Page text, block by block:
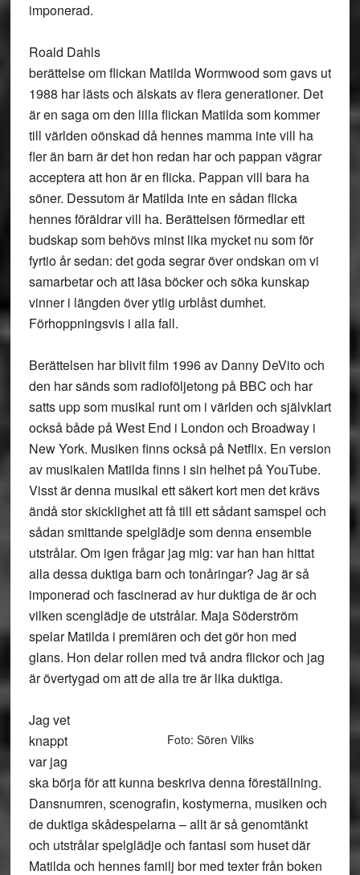
imponerad.
Roald Dahls
berättelse om flickan Matilda Wormwood som gavs ut
1988 har lästs och älskats av flera generationer. Det
är en saga om den lilla flickan Matilda som kommer
till världen oönskad då hennes mamma inte vill ha
fler än barn är det hon redan har och pappan vägrar
acceptera att hon är en flicka. Pappan vill bara ha
söner. Dessutom är Matilda inte en sådan flicka
hennes föräldrar vill ha. Berättelsen förmedlar ett
budskap som behövs minst lika mycket nu som för
fyrtio år sedan: det goda segrar över ondskan om vi
samarbetar och att läsa böcker och söka kunskap
vinner i längden över ytlig urblåst dumhet.
Förhoppningsvis i alla fall.
Berättelsen har blivit film 1996 av Danny DeVito och
den har sänds som radioföljetong på BBC och har
satts upp som musikal runt om i världen och självklart
också både på West End i London och Broadway i
New York. Musiken finns också på Netflix. En version
av musikalen Matilda finns i sin helhet på YouTube.
Visst är denna musikal ett säkert kort men det krävs
ändå stor skicklighet att få till ett sådant samspel och
sådan smittande spelglädje som denna ensemble
utstrålar. Om igen frågar jag mig: var han han hittat
alla dessa duktiga barn och tonåringar? Jag är så
imponerad och fascinerad av hur duktiga de är och
vilken scenglädje de utstrålar. Maja Söderström
spelar Matilda i premiären och det gör hon med
glans. Hon delar rollen med två andra flickor och jag
är övertygad om att de alla tre är lika duktiga.
Foto: Sören Vilks
Jag vet
knappt
var jag
ska börja för att kunna beskriva denna föreställning.
Dansnumren, scenografin, kostymerna, musiken och
de duktiga skådespelarna – allt är så genomtänkt
och utstrålar spelglädje och fantasi som huset där
Matilda och hennes familj bor med texter från boken